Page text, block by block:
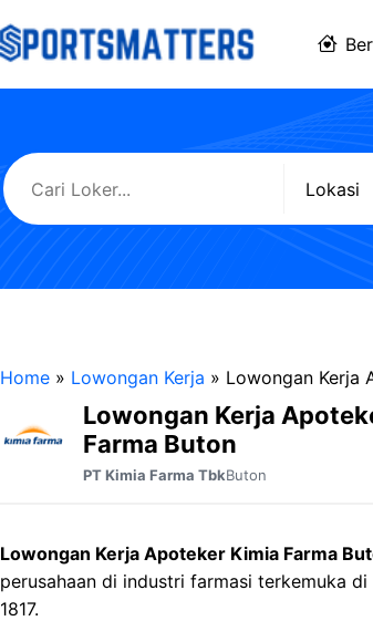
Home » Lowongan Kerja » Lowongan Kerja
Lowongan Kerja
Farma Buton
PT Kimia Farma TbkButon
Lowongan Kerja Apoteker Kimia Farma
perusahaan di industri farmasi terkemuka
1817.